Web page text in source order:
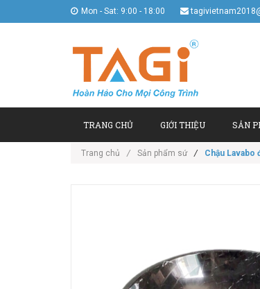
Mon - Sat: 9:00 - 18:00
TRANG CHỦ GIỚI THIỆU SẢN
Trang chủ / Sản phẩm sứ / Chậu Lavabo